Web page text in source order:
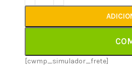
[cwmp_simulador_frete]